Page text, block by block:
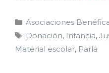
Asociaciones
Donación, Infancia,
Material escolar, Parla